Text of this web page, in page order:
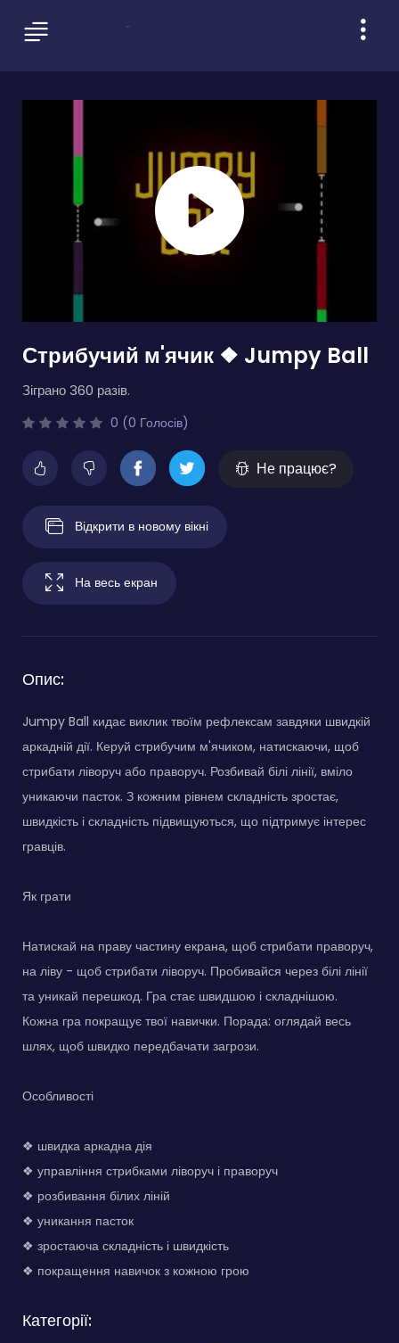
Стрибучий м'ячик ❖ Jumpy Ball
Зіграно 360 разів.
0 (0 Голосів)
Не працює?
Відкрити в новому вікні
На весь екран
Опис:
Jumpy Ball кидає виклик твоїм рефлексам завдяки швидкій
аркадній дії. Керуй стрибучим м'ячиком, натискаючи, щоб
стрибати ліворуч або праворуч. Розбивай білі лінії, вміло
уникаючи пасток. З кожним рівнем складність зростає,
швидкість і складність підвищуються, що підтримує інтерес
гравців.
Як грати
Натискай на праву частину екрана, щоб стрибати праворуч,
на ліву - щоб стрибати ліворуч. Пробивайся через білі лінії
та уникай перешкод. Гра стає швидшою і складнішою.
Кожна гра покращує твої навички. Порада: оглядай весь
шлях, щоб швидко передбачати загрози.
Особливості
❖ швидка аркадна дія
❖ управління стрибками ліворуч і праворуч
❖ розбивання білих ліній
❖ уникання пасток
❖ зростаюча складність і швидкість
❖ покращення навичок з кожною грою
Категорії: